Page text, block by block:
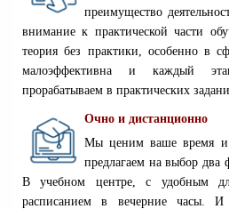
преимущество
внимание к практической части
теория без практики, особенно в
малоэффективна и каждый
прорабатываем в практических
Очно и дистанционно
Мы ценим ваше время и
предлагаем на выбор два
В учебном центре, с удобным
расписанием в вечерние часы. И